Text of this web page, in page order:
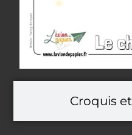
Croquis